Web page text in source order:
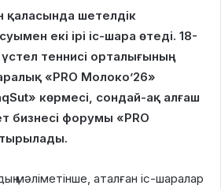
қаласында шетелдік
екі ірі іс-шара өтеді. 18-
теннисі орталығының
«PRO Молоко’26»
көрмесі, сондай-ақ алғаш
бизнесі форумы «PRO
мәліметінше, аталған іс-шаралар